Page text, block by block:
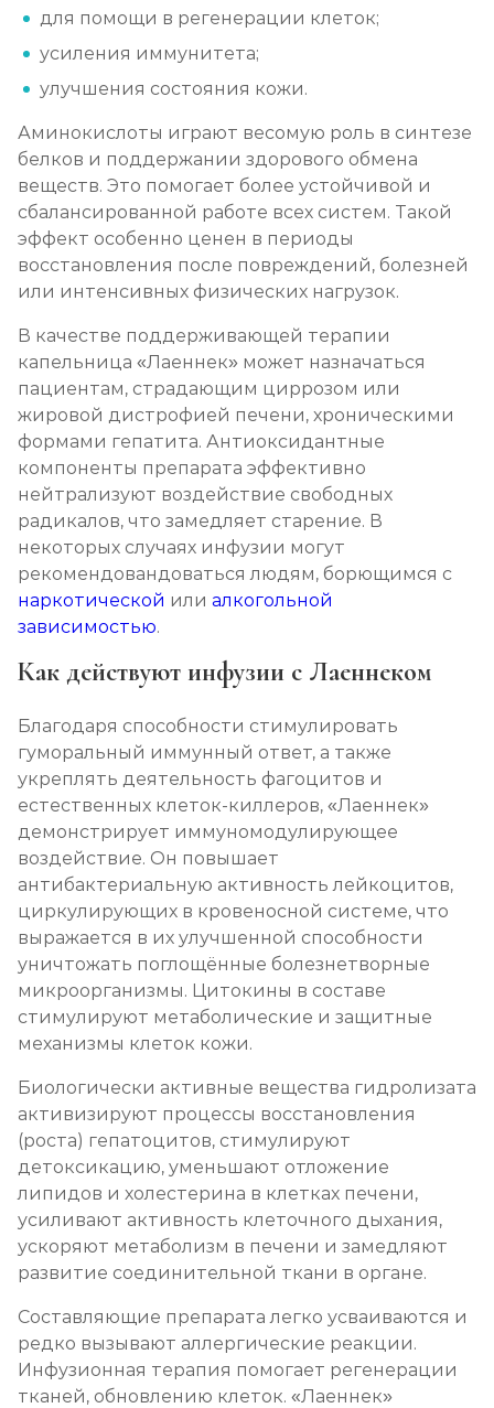
для помощи в регенерации клеток;
усиления иммунитета;
улучшения состояния кожи.
Аминокислоты играют весомую роль в синтезе
белков и поддержании здорового обмена
веществ. Это помогает более устойчивой и
сбалансированной работе всех систем. Такой
эффект особенно ценен в периоды
восстановления после повреждений, болезней
или интенсивных физических нагрузок.
В качестве поддерживающей терапии
капельница «Лаеннек» может назначаться
пациентам, страдающим циррозом или
жировой дистрофией печени, хроническими
формами гепатита. Антиоксидантные
компоненты препарата эффективно
нейтрализуют воздействие свободных
радикалов, что замедляет старение. В
некоторых случаях инфузии могут
рекомендовандоваться людям, борющимся с
наркотической или алкогольной
зависимостью.
Как действуют инфузии с Лаеннеком
Благодаря способности стимулировать
гуморальный иммунный ответ, а также
укреплять деятельность фагоцитов и
естественных клеток-киллеров, «Лаеннек»
демонстрирует иммуномодулирующее
воздействие. Он повышает
антибактериальную активность лейкоцитов,
циркулирующих в кровеносной системе, что
выражается в их улучшенной способности
уничтожать поглощённые болезнетворные
микроорганизмы. Цитокины в составе
стимулируют метаболические и защитные
механизмы клеток кожи.
Биологически активные вещества гидролизата
активизируют процессы восстановления
(роста) гепатоцитов, стимулируют
детоксикацию, уменьшают отложение
липидов и холестерина в клетках печени,
усиливают активность клеточного дыхания,
ускоряют метаболизм в печени и замедляют
развитие соединительной ткани в органе.
Составляющие препарата легко усваиваются и
редко вызывают аллергические реакции.
Инфузионная терапия помогает регенерации
тканей, обновлению клеток. «Лаеннек»